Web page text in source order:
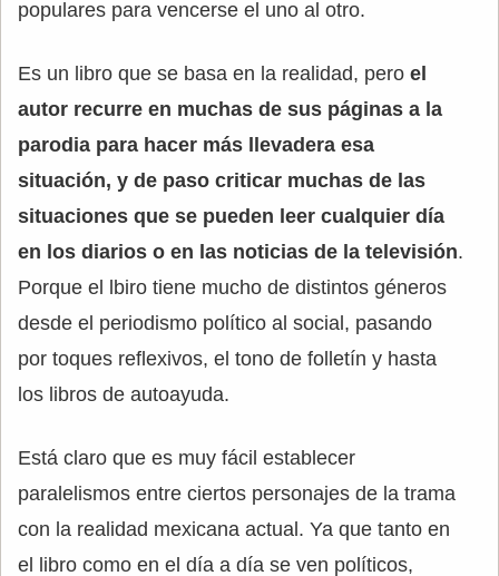
populares para vencerse el uno al otro.
Es un libro que se basa en la realidad, pero el
autor recurre en muchas de sus páginas a la
parodia para hacer más llevadera esa
situación, y de paso criticar muchas de las
situaciones que se pueden leer cualquier día
en los diarios o en las noticias de la televisión.
Porque el lbiro tiene mucho de distintos géneros
desde el periodismo político al social, pasando
por toques reflexivos, el tono de folletín y hasta
los libros de autoayuda.
Está claro que es muy fácil establecer
paralelismos entre ciertos personajes de la trama
con la realidad mexicana actual. Ya que tanto en
el libro como en el día a día se ven políticos,